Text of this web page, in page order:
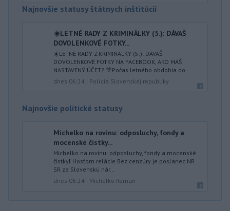
Najnovšie statusy štátnych inštitúcií
☀️LETNÉ RADY Z KRIMINÁLKY (5.): DÁVAŠ
DOVOLENKOVÉ FOTKY...
☀️LETNÉ RADY Z KRIMINÁLKY (5.): DÁVAŠ
DOVOLENKOVÉ FOTKY NA FACEBOOK, AKO MÁŠ
NASTAVENÝ ÚČET? 🌴Počas letného obdobia do...
dnes 06:24 | Polícia Slovenskej republiky
Najnovšie politické statusy
Michelko na rovinu: odposluchy, fondy a
mocenské čistky...
Michelko na rovinu: odposluchy, fondy a mocenské
čistky❗️ Hosťom relácie Bez cenzúry je poslanec NR
SR za Slovenskú nár...
dnes 06:24 | Michelko Roman